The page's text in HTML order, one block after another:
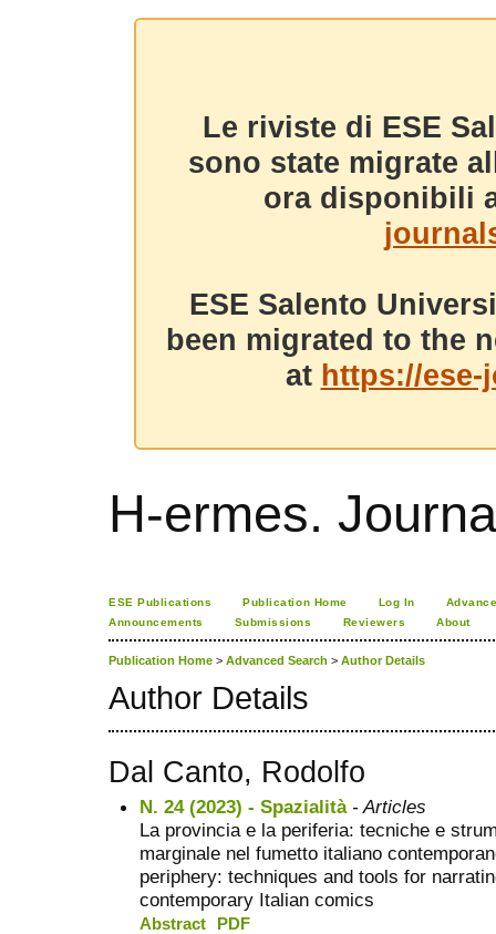
Le riviste di ESE
sono state migrate
ora disponibili
ESE Salento
been migrated to the
at https://
H-ermes.
ESE Publications Publication Home Log In
Announcements
Submissions Reviewers About
Publication Home > Advanced Search > Author Details
Author Details
Dal Canto, Rodolfo
N. 24 (2023) - Spazialità- Articles
La provincia e la periferia: tecniche e
marginale nel fumetto italiano
periphery: techniques and tools for
contemporary Italian comics
Abstract PDF